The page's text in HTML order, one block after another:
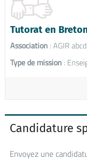
Tutorat en
Association : AGIR
Type de mission :
Candidature
Envoyez une